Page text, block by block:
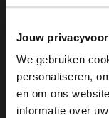
Jouw
We gebruiken
personaliseren,
en om ons
informatie over
-60%
-10% EXTRA
View this